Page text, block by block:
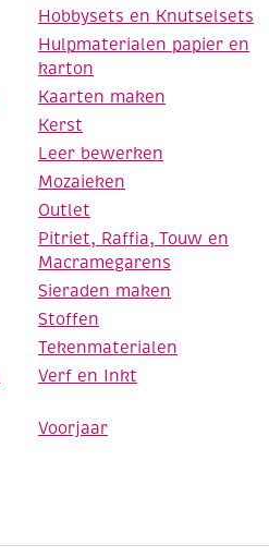
Hobbysets en Knutselsets
Hulpmaterialen papier en
karton
Kaarten maken
Kerst
Leer bewerken
Mozaieken
Outlet
Pitriet, Raffia, Touw en
Macramegarens
Sieraden maken
Stoffen
Tekenmaterialen
Verf en Inkt
Voorjaar